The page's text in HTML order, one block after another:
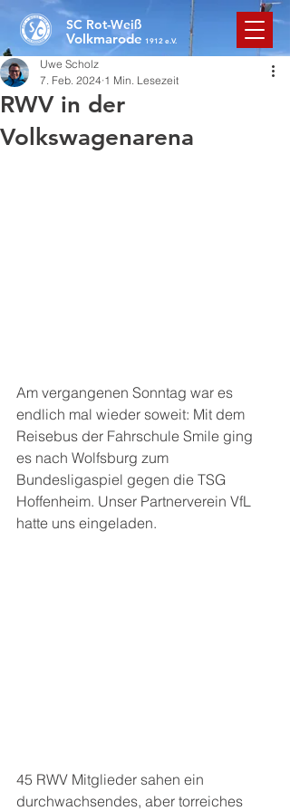
SC Rot-Weiß
Volkmarode 1912 e.V.
RWV in der
Volkswagenarena
Uwe Scholz
7. Feb. 2024 1 Min. Lesezeit
Am vergangenen Sonntag war es
endlich mal wieder soweit: Mit dem
Reisebus der Fahrschule Smile ging
es nach Wolfsburg zum
Bundesligaspiel gegen die TSG
Hoffenheim. Unser Partnerverein VfL
hatte uns eingeladen.
45 RWV Mitglieder sahen ein
durchwachsendes, aber torreiches